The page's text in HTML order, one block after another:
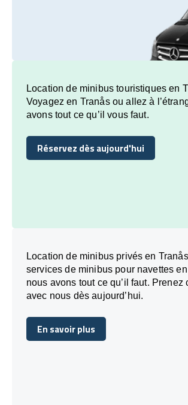
Location de minibus touristiques en
Voyagez en Tranås ou allez à
avons tout ce qu’il vous faut.
Réservez dès aujourd'hui
Réservez dès aujourd'hui
Location de minibus privés en
services de minibus pour navettes
nous avons tout ce qu’il faut. Prenez
avec nous dès aujourd’hui.
En savoir plus
En savoir plus